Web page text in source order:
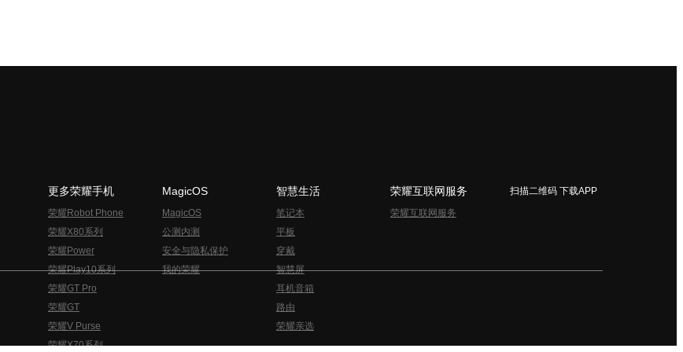
更多荣耀手机
荣耀Robot Phone
荣耀X80系列
荣耀Power
荣耀Play10系列
荣耀GT Pro
荣耀GT
荣耀V Purse
荣耀X70系列
MagicOS
MagicOS
公测内测
安全与隐私保护
我的荣耀
智慧生活
笔记本
平板
穿戴
智慧屏
耳机音箱
路由
荣耀亲选
荣耀互联网服务
荣耀互联网服务
扫描二维码 下载APP